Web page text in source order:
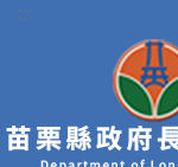
跳到主要內容區塊
:::